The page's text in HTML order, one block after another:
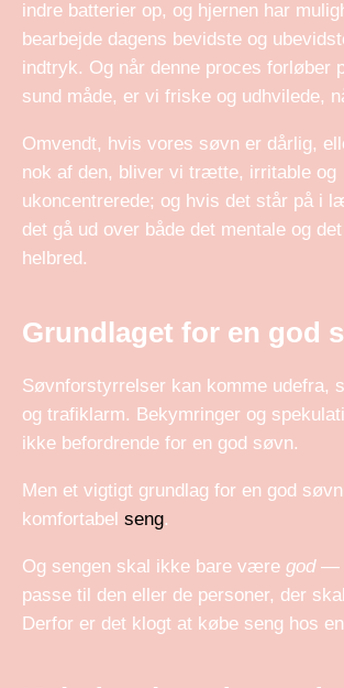
indre batterier op, og hjernen har
bearbejde dagens bevidste og
indtryk. Og når denne proces forløber
sund måde, er vi friske og udhvilede,
Omvendt, hvis vores søvn er dårlig,
nok af den, bliver vi trætte, irritable og
ukoncentrerede; og hvis det står på i
det gå ud over både det mentale og
helbred.
Grundlaget for en god
Søvnforstyrrelser kan komme udefra,
og trafiklarm. Bekymringer og
ikke befordrende for en god søvn.
Men et vigtigt grundlag for en god
komfortabel seng.
Og sengen skal ikke bare være god —
passe til den eller de personer, der
Derfor er det klogt at købe seng hos